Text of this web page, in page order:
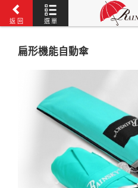
返 回 選 單
扁形機能自動傘